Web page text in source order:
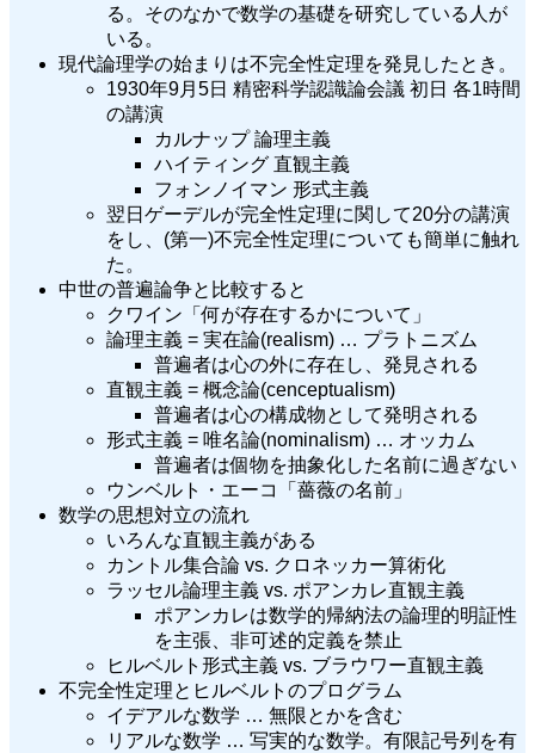
る。そのなかで数学の基礎を研究している人が
いる。
現代論理学の始まりは不完全性定理を発見したとき。
1930年9月5日 精密科学認識論会議 初日 各1時間
の講演
カルナップ 論理主義
ハイティング 直観主義
フォンノイマン 形式主義
翌日ゲーデルが完全性定理に関して20分の講演
をし、(第一)不完全性定理についても簡単に触れ
た。
中世の普遍論争と比較すると
クワイン「何が存在するかについて」
論理主義 = 実在論(realism) … プラトニズム
普遍者は心の外に存在し、発見される
直観主義 = 概念論(cenceptualism)
普遍者は心の構成物として発明される
形式主義 = 唯名論(nominalism) … オッカム
普遍者は個物を抽象化した名前に過ぎない
ウンベルト・エーコ「薔薇の名前」
数学の思想対立の流れ
いろんな直観主義がある
カントル集合論 vs. クロネッカー算術化
ラッセル論理主義 vs. ポアンカレ直観主義
ポアンカレは数学的帰納法の論理的明証性
を主張、非可述的定義を禁止
ヒルベルト形式主義 vs. ブラウワー直観主義
不完全性定理とヒルベルトのプログラム
イデアルな数学 … 無限とかを含む
リアルな数学 … 写実的な数学。有限記号列を有